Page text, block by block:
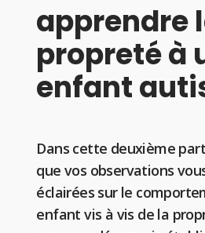
apprendre
propreté à
enfant
Dans cette deuxième
que vos observations
éclairées sur le
enfant vis à vis de la